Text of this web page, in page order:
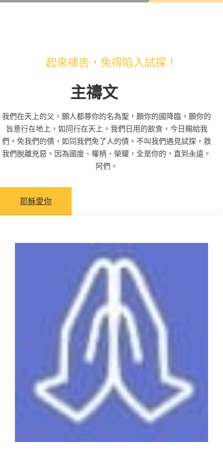
起來禱告，免得陷入試探！
主禱文
我們在天上的父，願人都尊你的名為聖，願你的國降臨，願你的
旨意行在地上，如同行在天上。我們日用的飲食，今日賜給我
們。免我們的債，如同我們免了人的債。不叫我們遇見試探，救
我們脫離兇惡。因為國度、權柄、榮耀，全是你的，直到永遠。
阿們。
耶穌愛你